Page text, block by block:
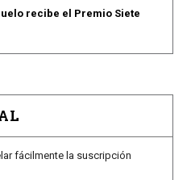
recibe el Premio Siete
fácilmente la suscripción